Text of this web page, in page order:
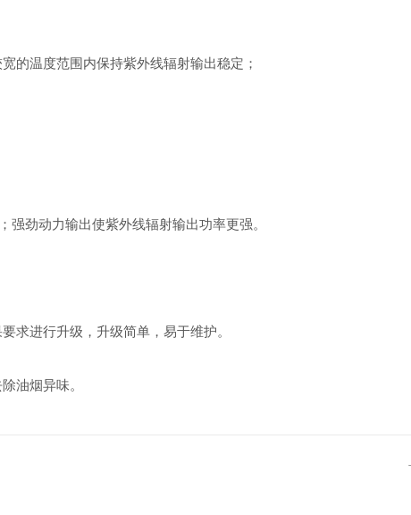
温度范围内保持紫外线辐射输出稳定；
劲动力输出使紫外线辐射输出功率更强。
进行升级，升级简单，易于维护。
油烟异味。